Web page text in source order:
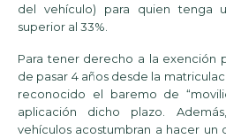
del vehículo) para quien tenga
superior al 33%.
Para tener derecho a la exención
de pasar 4 años desde la
reconocido el baremo de
aplicación dicho plazo.
vehículos acostumbran a hacer